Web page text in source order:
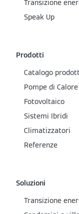
Transizione
Speak Up
Prodotti
Catalogo
Pompe di Calore
Fotovoltaico
Sistemi Ibridi
Climatizzatori
Referenze
Soluzioni
Transizione